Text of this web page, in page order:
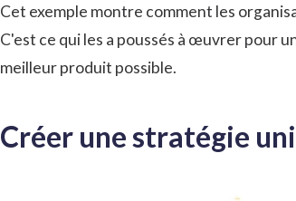
Cet exemple montre comment les
C'est ce qui les a poussés à œuvrer pour
meilleur produit possible.
Créer une stratégie